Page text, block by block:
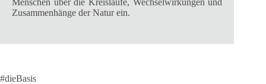
Menschen über die Kreisläufe, Wechselwirkungen und
Zusammenhänge der Natur ein.
#dieBasis